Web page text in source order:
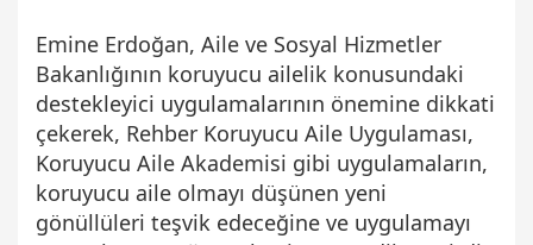
Emine Erdoğan, Aile ve Sosyal Hizmetler
Bakanlığının koruyucu ailelik konusundaki
destekleyici uygulamalarının önemine dikkati
çekerek, Rehber Koruyucu Aile Uygulaması,
Koruyucu Aile Akademisi gibi uygulamaların,
koruyucu aile olmayı düşünen yeni
gönüllüleri teşvik edeceğine ve uygulamayı